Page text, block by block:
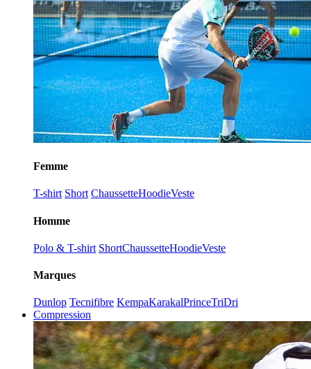
Femme
T-shirt Short ChaussetteHoodieVeste
Homme
Polo & T-shirt ShortChaussetteHoodieVeste
Marques
Dunlop Tecnifibre KempaKarakalPrinceTriDri
Compression